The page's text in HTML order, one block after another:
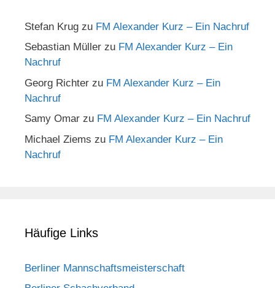
Stefan Krug zu FM Alexander Kurz – Ein Nachruf
Sebastian Müller zu FM Alexander Kurz – Ein
Nachruf
Georg Richter zu FM Alexander Kurz – Ein
Nachruf
Samy Omar zu FM Alexander Kurz – Ein Nachruf
Michael Ziems zu FM Alexander Kurz – Ein
Nachruf
Häufige Links
Berliner Mannschaftsmeisterschaft